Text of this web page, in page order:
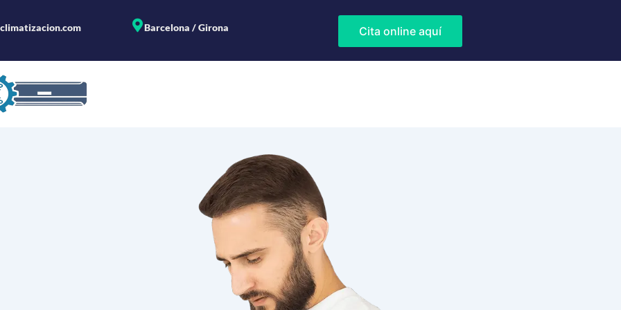
Barcelona / Girona Cita online aquí